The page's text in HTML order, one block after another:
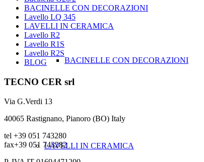
BACINELLE CON DECORAZIONI
LAVELLI IN CERAMICA
BACINELLE CON DECORAZIONI
Lavello LQ 345
LAVELLI IN CERAMICA
Lavello R2
Lavello R1S
Lavello R2S
BLOG
TECNO CER srl
Via G.Verdi 13
40065 Rastignano, Pianoro (BO) Italy
tel +39 051 743280
fax+39 051 743282